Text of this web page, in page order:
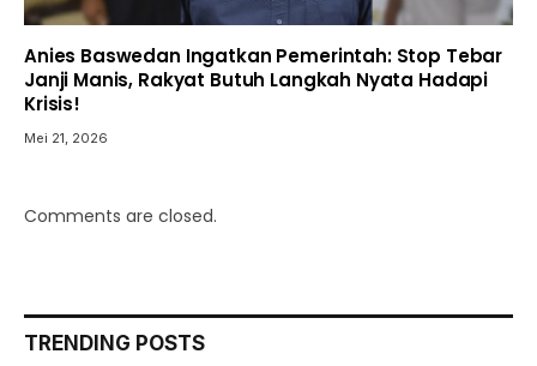
Anies Baswedan Ingatkan Pemerintah: Stop Tebar
Janji Manis, Rakyat Butuh Langkah Nyata Hadapi
Krisis!
Mei 21, 2026
Comments are closed.
TRENDING POSTS